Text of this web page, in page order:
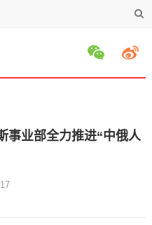
事业部全力推进“中俄人